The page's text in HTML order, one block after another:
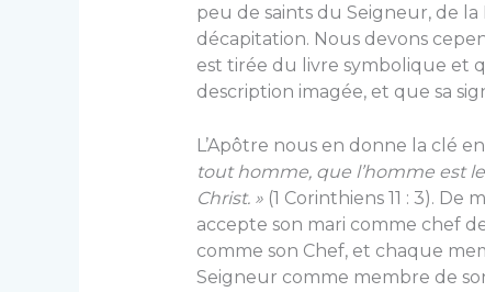
peu de saints du Seigneur, de
décapitation. Nous devons
est tirée du livre symbolique et
description imagée, et que sa
L’Apôtre nous en donne la clé
tout homme, que l’homme est
Christ. »(1 Corinthiens 11 : 3).
accepte son mari comme chef
comme son Chef, et chaque
Seigneur comme membre de